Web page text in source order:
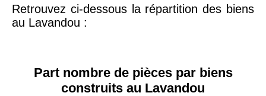
76600 - Le Havre
Étienne
Retrouvez ci-dessous la répartition des biens
au Lavandou :
Part nombre de pièces par biens
construits au Lavandou